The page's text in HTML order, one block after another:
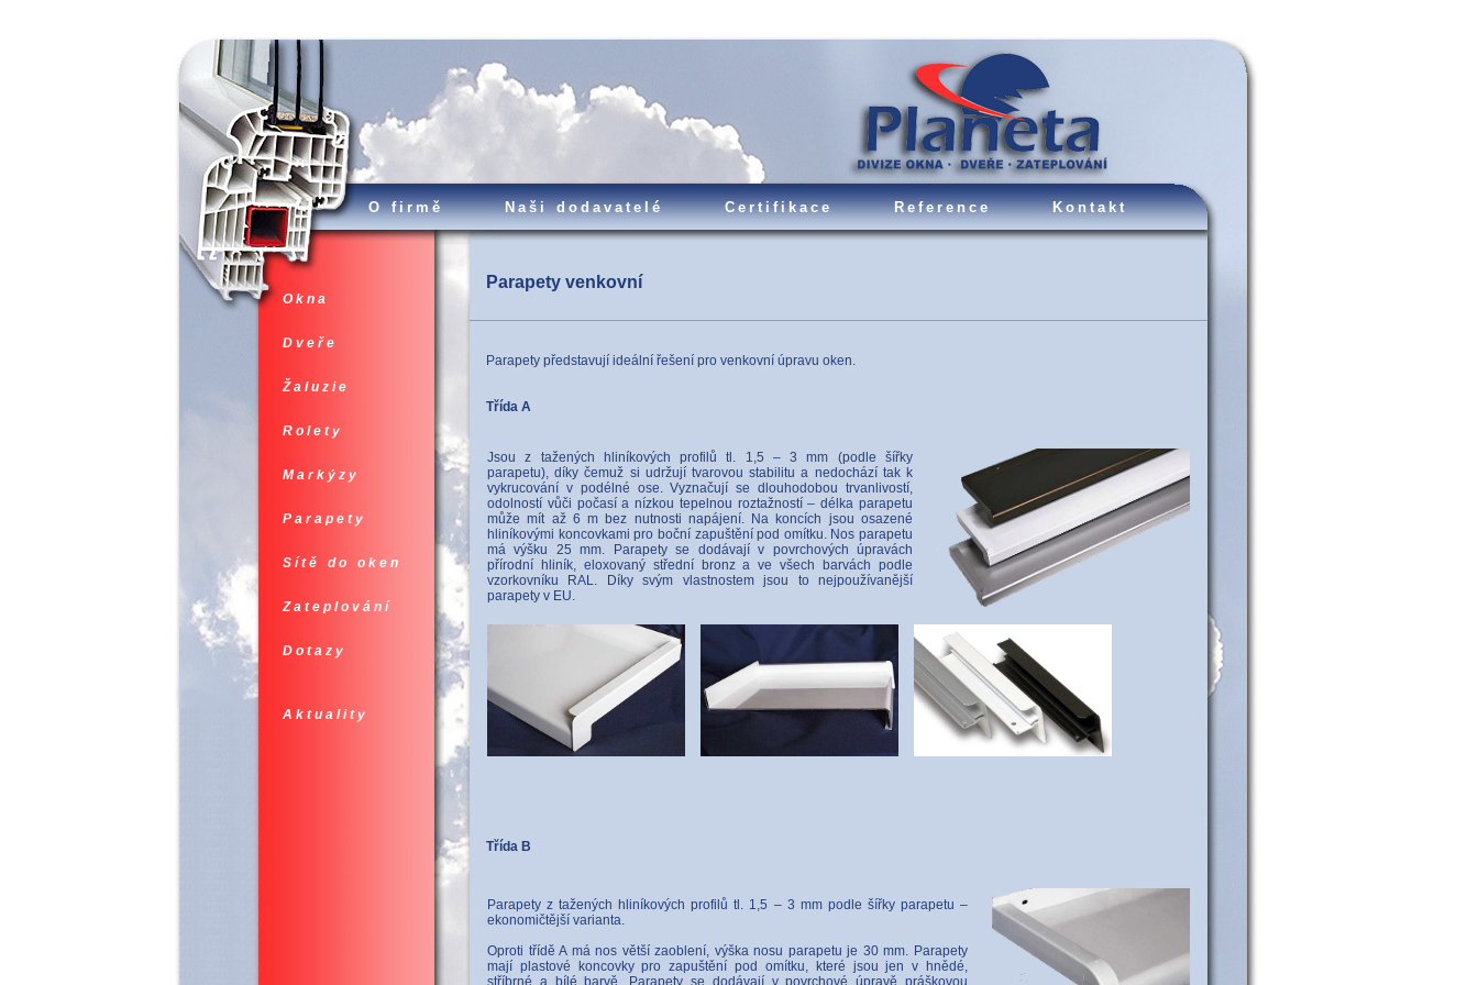
O firmě Naši dodavatelé Certifikace Reference Kontakt
Parapety venkovní
Parapety představují ideální řešení pro venkovní úpravu oken.
Třída A
Jsou z tažených hliníkových profilů tl. 1,5 – 3 mm (podle šířky
parapetu), díky čemuž si udržují tvarovou stabilitu a nedochází tak k
vykrucování v podélné ose. Vyznačují se dlouhodobou trvanlivostí,
odolností vůči počasí a nízkou tepelnou roztažností – délka parapetu
může mít až 6 m bez nutnosti napájení. Na koncích jsou osazené
hliníkovými koncovkami pro boční zapuštění pod omítku. Nos parapetu
má výšku 25 mm. Parapety se dodávají v povrchových úpravách
přírodní hliník, eloxovaný střední bronz a ve všech barvách podle
vzorkovníku RAL. Díky svým vlastnostem jsou to nejpoužívanější
parapety v EU.
Třída B
Parapety z tažených hliníkových profilů tl. 1,5 – 3 mm podle šířky parapetu –
ekonomičtější varianta.
Oproti třídě A má nos větší zaoblení, výška nosu parapetu je 30 mm. Parapety
mají plastové koncovky pro zapuštění pod omítku, které jsou jen v hnědé,
Okna
Dveře
Žaluzie
Rolety
Markýzy
Parapety
Sítě do oken
Zateplování
Dotazy
Aktuality